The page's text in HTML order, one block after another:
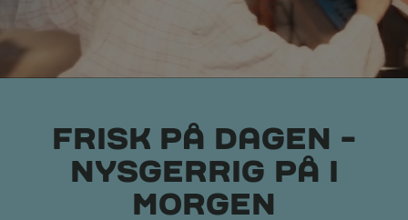
FRISK PÅ DAGEN -
NYSGERRIG PÅ I
MORGEN